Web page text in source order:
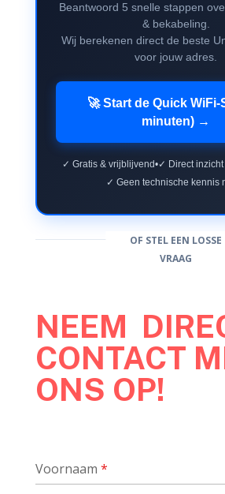
Beantwoord 5 snelle stappen
& bekabeling.
Wij berekenen direct de beste
voor jouw adres.
🚀 Start de Quick WiFi-
minuten) →
✓ Gratis & vrijblijvend•✓ Direct
✓ Geen technische kennis
OF STEL EEN LOSSE
VRAAG
NEEM
CONTACT
ONS OP!
Voornaam *